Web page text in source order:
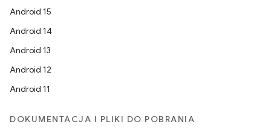
Android 15
Android 14
Android 13
Android 12
Android 11
DOKUMENTACJA I PLIKI DO POBRANIA